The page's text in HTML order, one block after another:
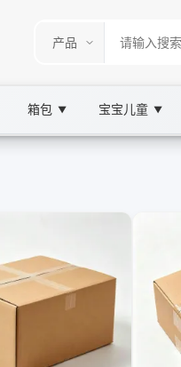
箱包 ▼ 宝宝儿童 ▼
Marketplace